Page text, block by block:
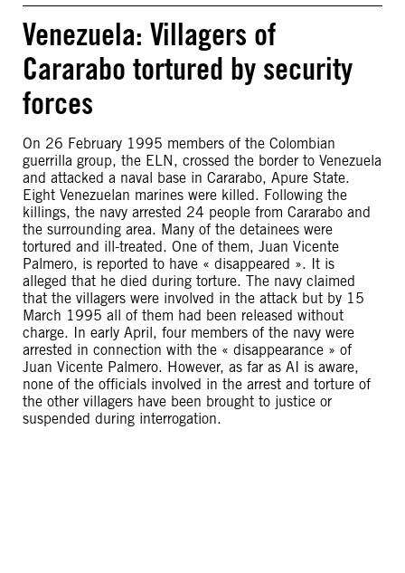
Venezuela: Villagers of
Cararabo tortured by security
forces
On 26 February 1995 members of the Colombian
guerrilla group, the ELN, crossed the border to Venezuela
and attacked a naval base in Cararabo, Apure State.
Eight Venezuelan marines were killed. Following the
killings, the navy arrested 24 people from Cararabo and
the surrounding area. Many of the detainees were
tortured and ill-treated. One of them, Juan Vicente
Palmero, is reported to have « disappeared ». It is
alleged that he died during torture. The navy claimed
that the villagers were involved in the attack but by 15
March 1995 all of them had been released without
charge. In early April, four members of the navy were
arrested in connection with the « disappearance » of
Juan Vicente Palmero. However, as far as AI is aware,
none of the officials involved in the arrest and torture of
the other villagers have been brought to justice or
suspended during interrogation.